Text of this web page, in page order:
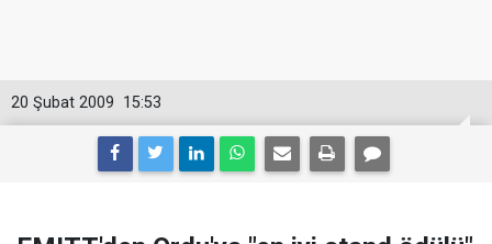
15:53
20 Şubat 2009